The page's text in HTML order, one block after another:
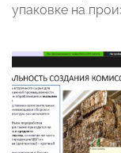
упаковке на